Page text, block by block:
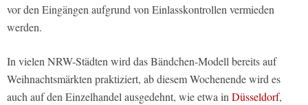
vor den Eingängen aufgrund von Einlasskontrollen vermieden
werden.
In vielen NRW-Städten wird das Bändchen-Modell bereits auf
Weihnachtsmärkten praktiziert, ab diesem Wochenende wird es
auch auf den Einzelhandel ausgedehnt, wie etwa inDüsseldorf,